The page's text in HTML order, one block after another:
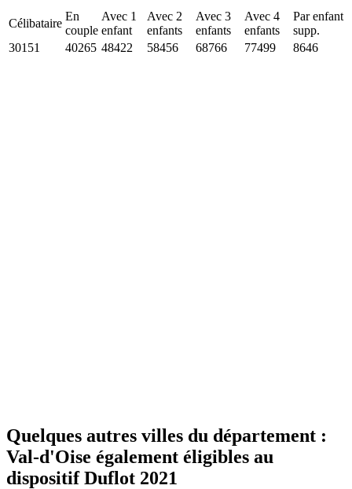
Célibataire
En
couple
Avec 1
enfant
Avec 2
enfants
Avec 3
enfants
Avec 4
enfants
Par enfant
supp.
30151
40265 48422 58456 68766 77499 8646
Quelques autres villes du département :
Val-d'Oise également éligibles au
dispositif Duflot 2021